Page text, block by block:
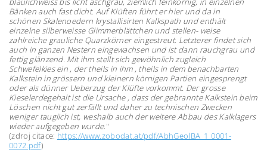
Bänken auch fast dicht. Auf Klüften führt er hier und da in
schönen Skalenoedern krystallisirten Kalkspath und enthält
einzelne silberweisse Glimmerblättchen und stellen- weise
zahlreiche grauliche Quarzkörner eingestreut. Letzterer findet sich
auch in ganzen Nestern eingewachsen und ist dann rauchgrau und
fettig glänzend. Mit ihm stellt sich gewöhnlich zugleich
Schwefelkies ein , der theils in ihm , theils in dem benachbarten
Kalkstein in grössern und kleinern körnigen Partien eingesprengt
oder als dünner Ueberzug der Klüfte vorkommt. Der grosse
Kieselerdegehalt ist die Ursache , dass der gebrannte Kalkstein beim
Löschen nicht gut zerfällt und daher zu technischen Zwecken
weniger tauglich ist, weshalb auch der weitere Abbau des Kalklagers
wieder aufgegeben wurde."
(zdroj citace: https://www.zobodat.at/pdf/AbhGeolBA_1_0001-
0072.pdf)